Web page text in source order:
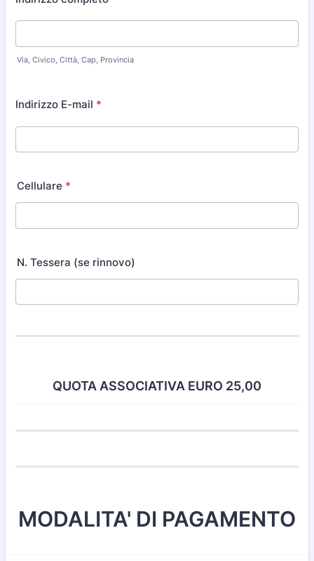
Via, Civico, Città, Cap, Provincia
Indirizzo E-mail *
Cellulare *
N. Tessera (se rinnovo)
QUOTA ASSOCIATIVA EURO 25,00
MODALITA' DI PAGAMENTO